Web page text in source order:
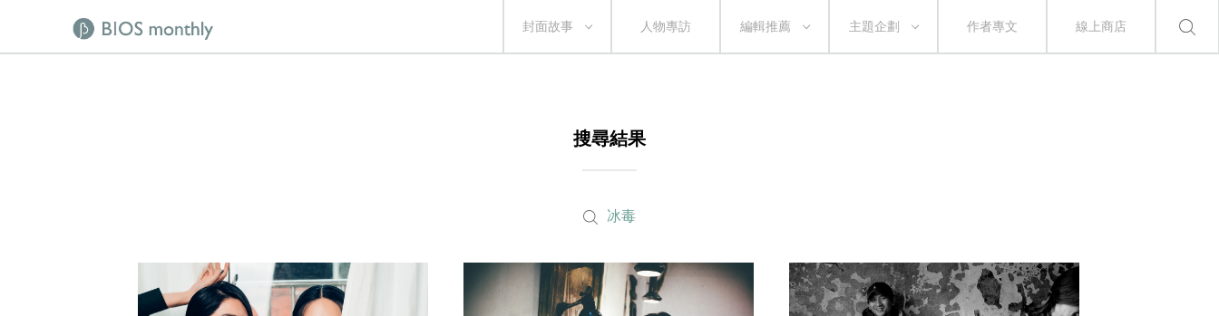
封面故事 人物專訪 編輯推薦 主題企劃 作者專文 線上商店
搜尋結果
冰毒